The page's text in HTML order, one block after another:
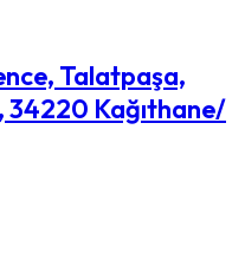
Talatpaşa,
34220 Kağıthane/